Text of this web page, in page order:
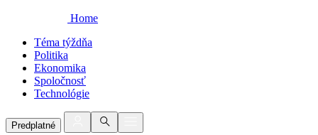
Home
Téma týždňa
Politika
Ekonomika
Spoločnosť
Technológie
Predplatné